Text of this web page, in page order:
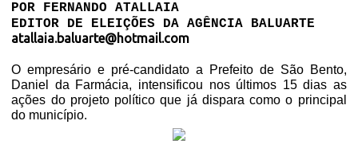
POR FERNANDO ATALLAIA
EDITOR DE ELEIÇÕES DA AGÊNCIA BALUARTE
atallaia.baluarte@hotmail.com
O empresário e pré-candidato a Prefeito de São Bento,
Daniel da Farmácia, intensificou nos últimos 15 dias as
ações do projeto político que já dispara como o principal
do município.